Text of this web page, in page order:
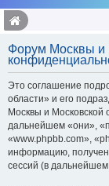
Форум Москвы и
Это соглашение
области» и его
Москвы и Московской
дальнейшем «они»,
«www.phpbb.com»,
информацию,
сессий (в